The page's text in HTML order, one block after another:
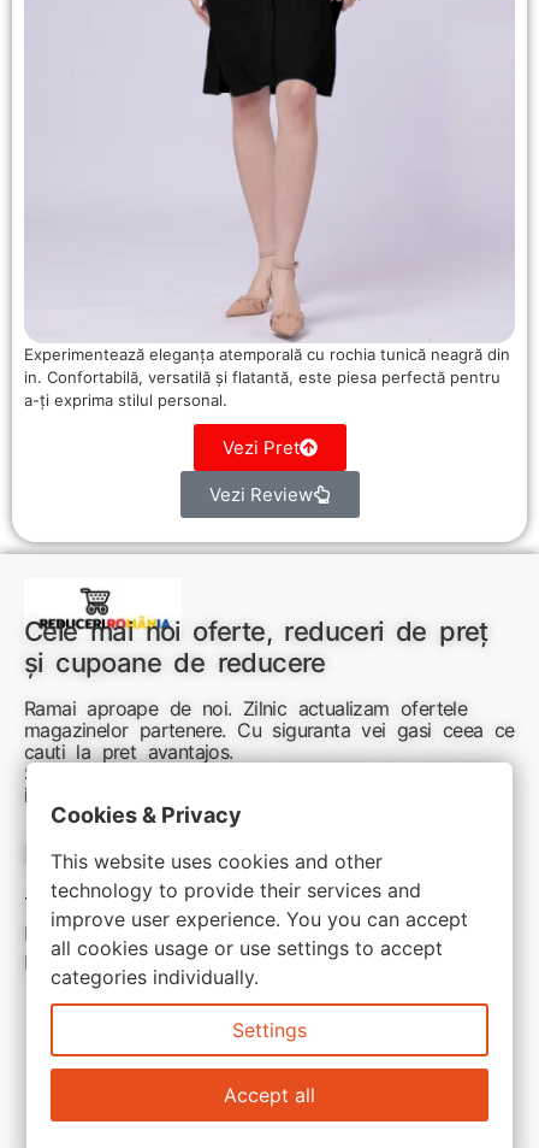
Experimentează eleganța atemporală cu rochia tunică neagră din
in. Confortabilă, versatilă și flatantă, este piesa perfectă pentru
a-ți exprima stilul personal.
Vezi Pret
Vezi Review
Cele mai noi oferte, reduceri de preț
și cupoane de reducere
Ramai aproape de noi. Zilnic actualizam ofertele
magazinelor partenere. Cu siguranta vei gasi ceea ce
cauti la pret avantajos.
Sunteti aici pentru reduceri inteligente si cumpărături
inspirate
Link-uri utile:
Termeni si conditii
Politica de confidentialitate
Politica de cookie
Cookies & Privacy
This website uses cookies and other
technology to provide their services and
improve user experience. You you can accept
all cookies usage or use settings to accept
categories individually.
Settings
Accept all